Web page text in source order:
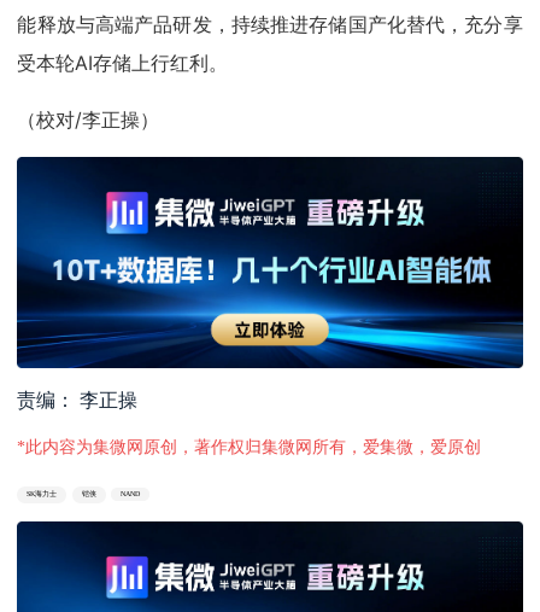
能释放与高端产品研发，持续推进存储国产化替代，充分享
受本轮AI存储上行红利。
（校对/李正操）
责编： 李正操
*此内容为集微网原创，著作权归集微网所有，爱集微，爱原创
SK海力士 铠侠 NAND